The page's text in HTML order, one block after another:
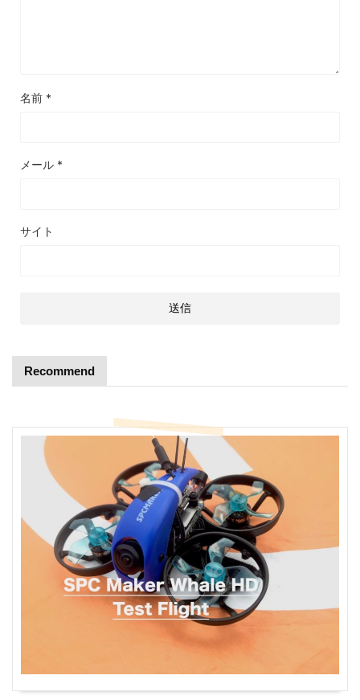
名前 *
メール *
サイト
Recommend